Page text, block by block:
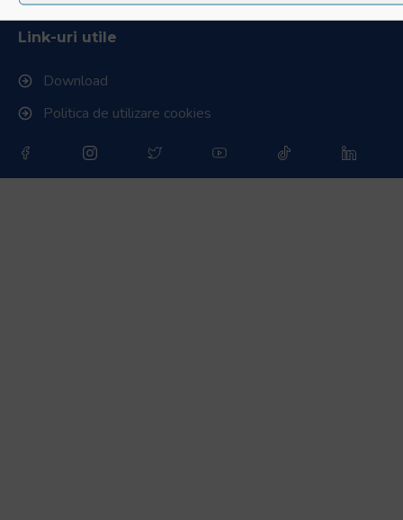
Link-uri utile
Download
Politica de utilizare cookies